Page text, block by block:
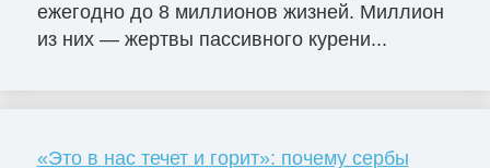
ежегодно до 8 миллионов жизней. Миллион
из них — жертвы пассивного курени...
«Это в нас течет и горит»: почему сербы